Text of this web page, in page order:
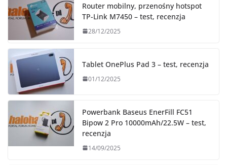
Router mobilny, przenośny hotspot
TP-Link M7450 – test, recenzja
28/12/2025
Tablet OnePlus Pad 3 – test, recenzja
01/12/2025
Powerbank Baseus EnerFill FC51
Bipow 2 Pro 10000mAh/22.5W – test,
recenzja
14/09/2025